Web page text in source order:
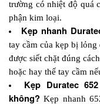
trường có nhiệt độ quá
phận kim loại.
Kẹp nhanh
tay cầm của kẹp bị
được siết chặt đúng
hoặc hay thế tay cầm
Kẹp Duratec
không? Kẹp nhanh